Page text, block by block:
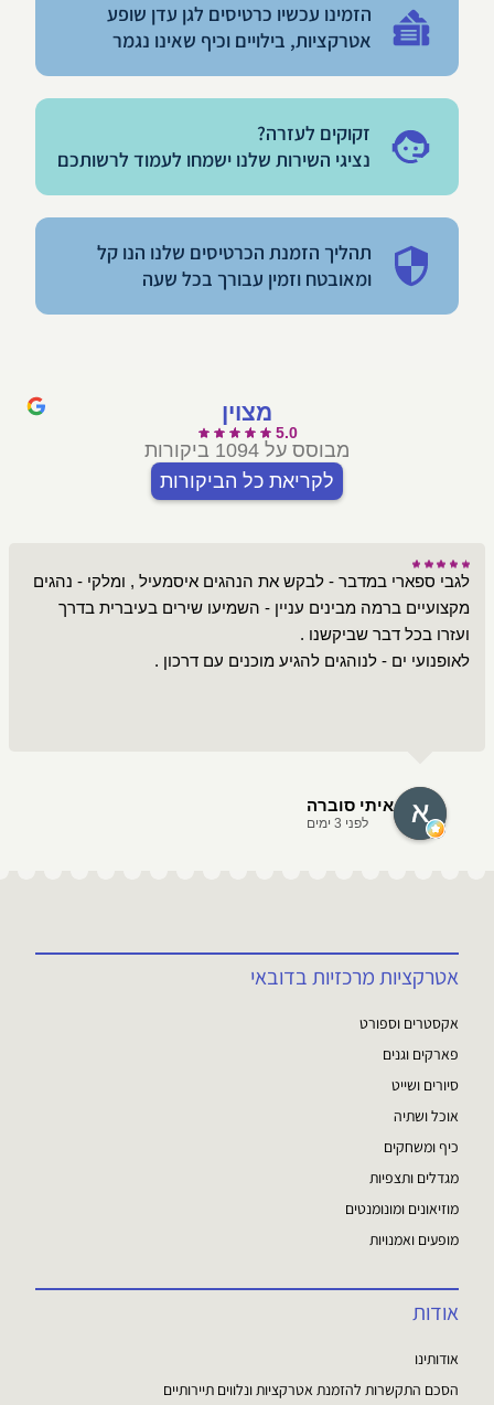
הזמינו עכשיו כרטיסים לגן עדן שופע
אטרקציות, בילויים וכיף שאינו נגמר
זקוקים לעזרה?
נציגי השירות שלנו ישמחו לעמוד לרשותכם
תהליך הזמנת הכרטיסים שלנו הנו קל
ומאובטח וזמין עבורך בכל שעה
מצוין
5.0
מבוסס על 1094 ביקורות
לקריאת כל הביקורות
לגבי ספארי במדבר - לבקש את הנהגים איסמעיל , ומלקי - נהגים
מקצועיים ברמה מבינים עניין - השמיעו שירים בעיברית בדרך
לאופנועי ים - לנוהגים להגיע מוכנים עם דרכון .
איתי סוברה
לפני 3 ימים
אטרקציות מרכזיות בדובאי
אקסטרים וספורט
פארקים וגנים
סיורים ושייט
אוכל ושתיה
כיף ומשחקים
מגדלים ותצפיות
מוזיאונים ומונומנטים
מופעים ואמנויות
אודות
אודותינו
הסכם התקשרות להזמנת אטרקציות ונלווים תיירותיים